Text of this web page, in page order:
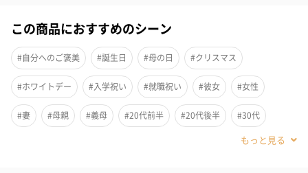
この商品におすすめのシーン
#自分へのご褒美 #誕生日 #母の日 #クリスマス
#ホワイトデー #入学祝い #就職祝い #彼女 #女性
#妻 #母親 #義母 #20代前半 #20代後半 #30代